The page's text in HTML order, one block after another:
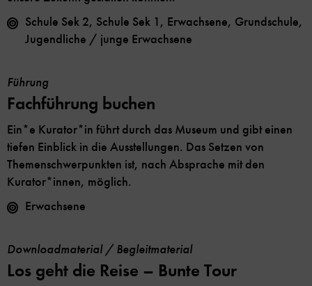
Schule Sek 2, Schule Sek 1, Erwachsene, Grundschule,
Jugendliche / junge Erwachsene
Führung
Fachführung buchen
Ein*e Kurator*in führt durch das Museum und gibt einen
tiefen Einblick in die Ausstellungen. Das Setzen von
Themenschwerpunkten ist, nach Absprache mit den
Kurator*innen, möglich.
Erwachsene
Downloadmaterial / Begleitmaterial
Los geht die Reise – Bunte Tour